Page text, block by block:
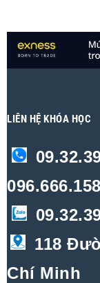
LIÊN HỆ KHÓA HỌC
118
Chí Minh